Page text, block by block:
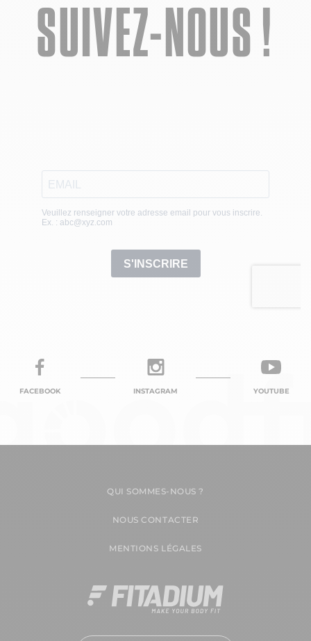
SUIVEZ-NOUS !
FACEBOOK INSTAGRAM YOUTUBE
QUI SOMMES-NOUS ?
NOUS CONTACTER
MENTIONS LÉGALES